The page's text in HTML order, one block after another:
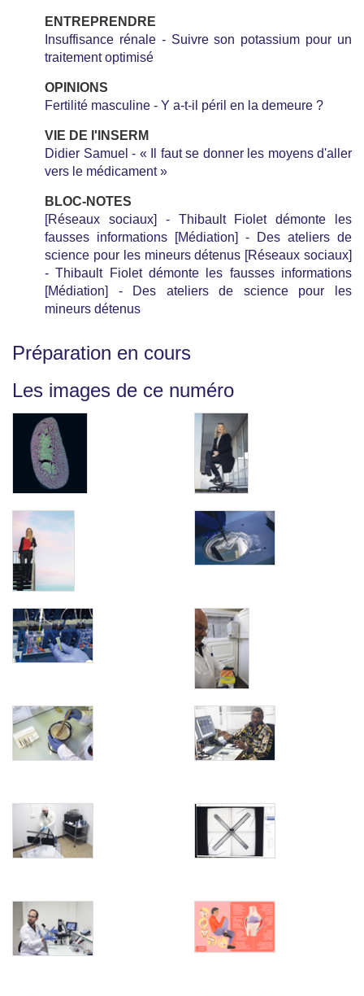
ENTREPRENDRE
Insuffisance rénale - Suivre son potassium pour un
traitement optimisé
OPINIONS
Fertilité masculine - Y a-t-il péril en la demeure ?
VIE DE I'INSERM
Didier Samuel - « Il faut se donner les moyens d'aller
vers le médicament »
BLOC-NOTES
[Réseaux sociaux] - Thibault Fiolet démonte les
fausses informations [Médiation] - Des ateliers de
science pour les mineurs détenus [Réseaux sociaux]
- Thibault Fiolet démonte les fausses informations
[Médiation] - Des ateliers de science pour les
mineurs détenus
Préparation en cours
Les images de ce numéro